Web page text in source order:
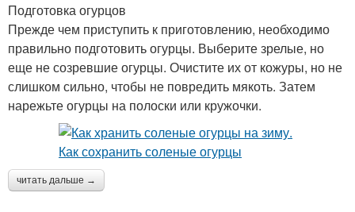
Подготовка огурцов
Прежде чем приступить к приготовлению, необходимо
правильно подготовить огурцы. Выберите зрелые, но
еще не созревшие огурцы. Очистите их от кожуры, но не
слишком сильно, чтобы не повредить мякоть. Затем
нарежьте огурцы на полоски или кружочки.
читать дальше →